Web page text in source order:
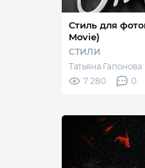
Стиль для
Movie)
СТИЛИ
Татьяна Гапонова
7 280
0